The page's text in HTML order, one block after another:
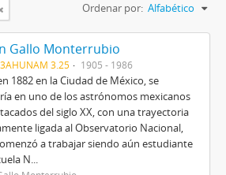
Ordenar por: Alfabético
Gallo Monterrubio
3.25 1905 - 1986
1882 en la Ciudad de México, se
en uno de los astrónomos mexicanos
del siglo XX, con una trayectoria
ligada al Observatorio Nacional,
a trabajar siendo aún estudiante
N...